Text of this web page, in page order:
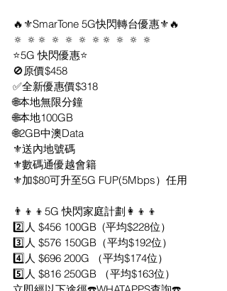
🔥⚜️SmarTone 5G快閃轉台優惠⚜️🔥
🔅 🔅🔅 🔅 🔅 🔅 🔅🔅 🔅 🔅 🔅
⭐️5G 快閃優惠⭐️
🚫原價$458
✅全新優惠價$318
🌐本地無限分鐘
🌐本地100GB
🌐2GB中澳Data
⚜️送內地號碼
⚜️數碼通優越會籍
⚜️加$80可升至5G FUP(5Mbps）任用
👨‍👦‍👦5G 快閃家庭計劃👩‍👦‍👦
2️⃣人 $456 100GB  (平均$228位）
3️⃣人 $576 150GB（平均$192位）
4️⃣人 $696 200G （平均$174位）
5️⃣人 $816 250GB （平均$163位）